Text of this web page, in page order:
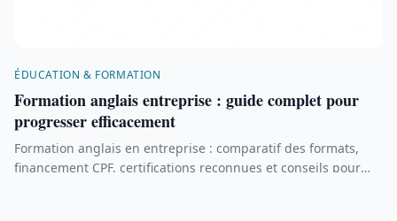
ÉDUCATION & FORMATION
Formation anglais entreprise : guide complet pour
progresser efficacement
Formation anglais en entreprise : comparatif des formats,
financement CPF, certifications reconnues et conseils pour